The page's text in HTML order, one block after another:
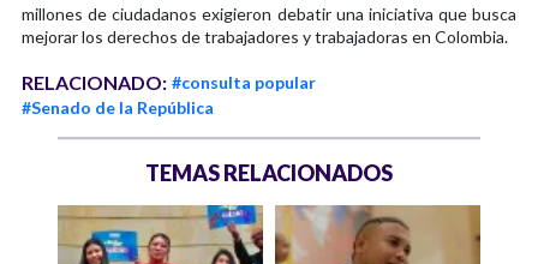
millones de ciudadanos exigieron debatir una iniciativa que busca
mejorar los derechos de trabajadores y trabajadoras en Colombia.
RELACIONADO: #consulta popular
#Senado de la República
TEMAS RELACIONADOS